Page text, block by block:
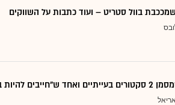
בוול סטריט – ועוד כתבות על השווקים
להיות בו"